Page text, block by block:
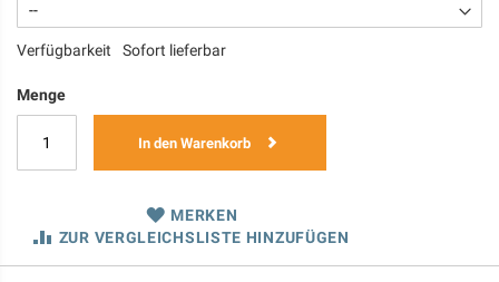
Verfügbarkeit Sofort lieferbar
Menge
In den Warenkorb
MERKEN
ZUR VERGLEICHSLISTE HINZUFÜGEN